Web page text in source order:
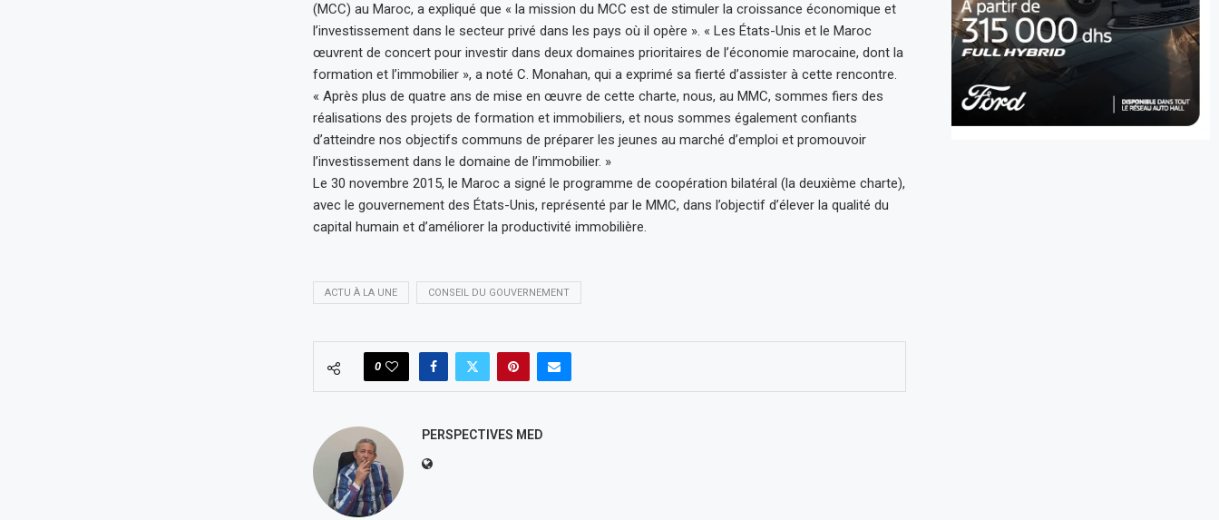
(MCC) au Maroc, a expliqué que « la mission du MCC est de stimuler la croissance économique et
l’investissement dans le secteur privé dans les pays où il opère ». « Les États-Unis et le Maroc
œuvrent de concert pour investir dans deux domaines prioritaires de l’économie marocaine, dont la
formation et l’immobilier », a noté C. Monahan, qui a exprimé sa fierté d’assister à cette rencontre.
« Après plus de quatre ans de mise en œuvre de cette charte, nous, au MMC, sommes fiers des
réalisations des projets de formation et immobiliers, et nous sommes également confiants
d’atteindre nos objectifs communs de préparer les jeunes au marché d’emploi et promouvoir
l’investissement dans le domaine de l’immobilier. »
Le 30 novembre 2015, le Maroc a signé le programme de coopération bilatéral (la deuxième charte),
avec le gouvernement des États-Unis, représenté par le MMC, dans l’objectif d’élever la qualité du
capital humain et d’améliorer la productivité immobilière.
ACTU À LA UNE CONSEIL DU GOUVERNEMENT
0
PERSPECTIVES MED